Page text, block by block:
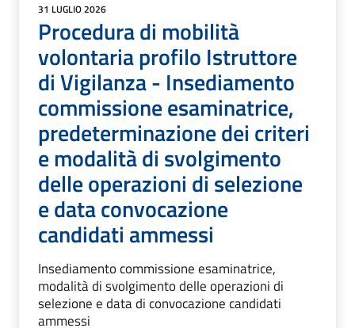
31 LUGLIO 2026
Procedura di mobilità
volontaria profilo Istruttore
di Vigilanza - Insediamento
commissione esaminatrice,
predeterminazione dei criteri
e modalità di svolgimento
delle operazioni di selezione
e data convocazione
candidati ammessi
Insediamento commissione esaminatrice,
modalità di svolgimento delle operazioni di
selezione e data di convocazione candidati
ammessi